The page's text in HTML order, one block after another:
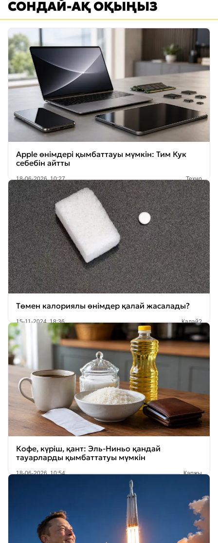
СОНДАЙ-АҚ ОҚЫҢЫЗ
Apple өнімдері қымбаттауы мүмкін: Тим Кук
себебін айтты
18-06-2026, 10:27 Техно
Төмен калориялы өнімдер қалай жасалады?
15-11-2024, 18:36 Қалай?
Кофе, күріш, қант: Эль-Ниньо қандай
тауарларды қымбаттатуы мүмкін
18-06-2026, 10:54 Қаржы